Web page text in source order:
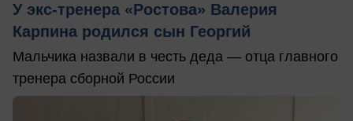
У экс-тренера «Ростова» Валерия
Карпина родился сын Георгий
Мальчика назвали в честь деда — отца главного
тренера сборной России